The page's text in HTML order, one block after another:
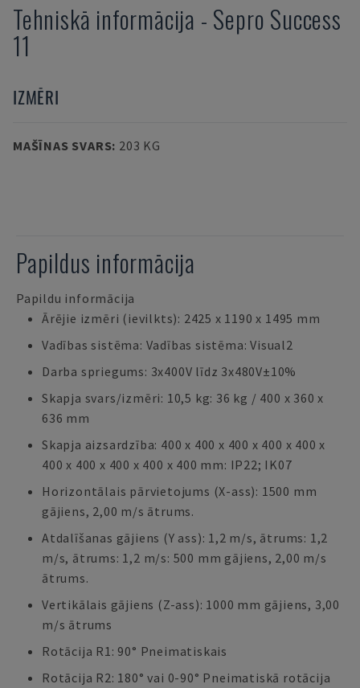
Tehniskā informācija - Sepro Success
11
IZMĒRI
MAŠĪNAS SVARS: 203 KG
Papildus informācija
Papildu informācija
Ārējie izmēri (ievilkts): 2425 x 1190 x 1495 mm
Vadības sistēma: Vadības sistēma: Visual2
Darba spriegums: 3x400V līdz 3x480V±10%
Skapja svars/izmēri: 10,5 kg: 36 kg / 400 x 360 x
636 mm
Skapja aizsardzība: 400 x 400 x 400 x 400 x 400 x
400 x 400 x 400 x 400 x 400 mm: IP22; IK07
Horizontālais pārvietojums (X-ass): 1500 mm
gājiens, 2,00 m/s ātrums.
Atdalīšanas gājiens (Y ass): 1,2 m/s, ātrums: 1,2
m/s, ātrums: 1,2 m/s: 500 mm gājiens, 2,00 m/s
ātrums.
Vertikālais gājiens (Z-ass): 1000 mm gājiens, 3,00
m/s ātrums
Rotācija R1: 90° Pneimatiskais
Rotācija R2: 180° vai 0-90° Pneimatiskā rotācija